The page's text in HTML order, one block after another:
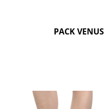
PACK